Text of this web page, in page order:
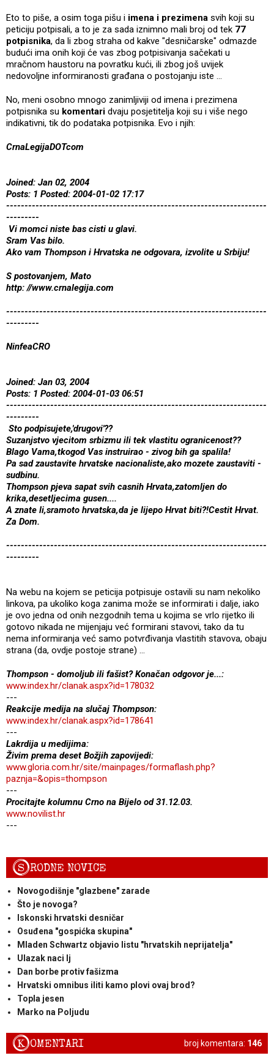
Eto to piše, a osim toga pišu i imena i prezimena svih koji su
peticiju potpisali, a to je za sada iznimno mali broj od tek 77
potpisnika, da li zbog straha od kakve "desničarske" odmazde
budući ima onih koji će vas zbog potpisivanja sačekati u
mračnom haustoru na povratku kući, ili zbog još uvijek
nedovoljne informiranosti građana o postojanju iste ...
No, meni osobno mnogo zanimljiviji od imena i prezimena
potpisnika su komentari dvaju posjetitelja koji su i više nego
indikativni, tik do podataka potpisnika. Evo i njih:
CrnaLegijaDOTcom
Joined: Jan 02, 2004
Posts: 1 Posted: 2004-01-02 17:17
-----------------------------------------------------------------------
---------
Vi momci niste bas cisti u glavi.
Sram Vas bilo.
Ako vam Thompson i Hrvatska ne odgovara, izvolite u Srbiju!
S postovanjem, Mato
http: //www.crnalegija.com
-----------------------------------------------------------------------
---------
NinfeaCRO
Joined: Jan 03, 2004
Posts: 1 Posted: 2004-01-03 06:51
-----------------------------------------------------------------------
---------
Sto podpisujete,'drugovi'??
Suzanjstvo vjecitom srbizmu ili tek vlastitu ogranicenost??
Blago Vama,tkogod Vas instruirao - zivog bih ga spalila!
Pa sad zaustavite hrvatske nacionaliste,ako mozete zaustaviti -
sudbinu.
Thompson pjeva sapat svih casnih Hrvata,zatomljen do
krika,desetljecima gusen....
A znate li,sramoto hrvatska,da je lijepo Hrvat biti?!Cestit Hrvat.
Za Dom.
-----------------------------------------------------------------------
---------
Na webu na kojem se peticija potpisuje ostavili su nam nekoliko
linkova, pa ukoliko koga zanima može se informirati i dalje, iako
je ovo jedna od onih nezgodnih tema u kojima se vrlo rijetko ili
gotovo nikada ne mijenjaju već formirani stavovi, tako da tu
nema informiranja već samo potvrđivanja vlastitih stavova, obaju
strana (da, ovdje postoje strane) …
Thompson - domoljub ili fašist? Konačan odgovor je...:
www.index.hr/clanak.aspx?id=178032
---
Reakcije medija na slučaj Thompson:
www.index.hr/clanak.aspx?id=178641
---
Lakrdija u medijima:
Živim prema deset Božjih zapovijedi:
www.gloria.com.hr/site/mainpages/formaflash.php?
paznja=&opis=thompson
---
Procitajte kolumnu Crno na Bijelo od 31.12.03.
www.novilist.hr
---
SRODNE NOVICE
Novogodišnje "glazbene" zarade
Što je novoga?
Iskonski hrvatski desničar
Osuđena "gospićka skupina"
Mladen Schwartz objavio listu "hrvatskih neprijatelja"
Ulazak naci lj
Dan borbe protiv fašizma
Hrvatski omnibus iliti kamo plovi ovaj brod?
Topla jesen
Marko na Poljudu
broj komentara: 146
KOMENTARI